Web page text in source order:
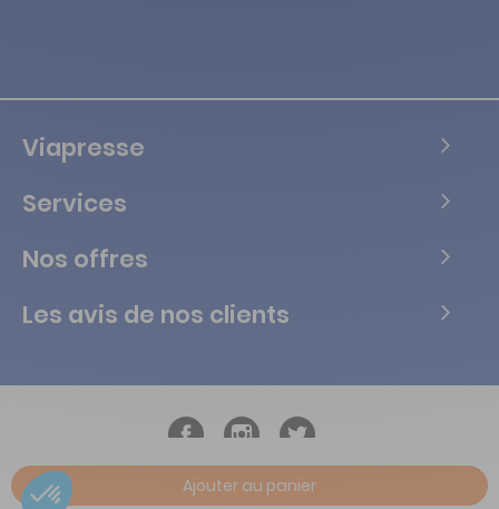
Ajouter au panier
Viapresse
Services
Nos offres
Les avis de nos clients
Copyright © Tous droits réservés Vialife - 2026.